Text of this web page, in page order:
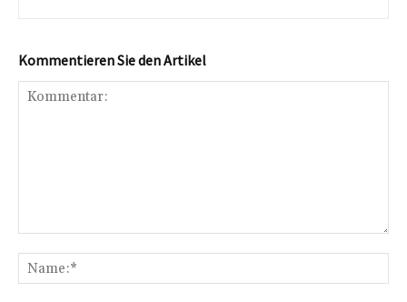
Kommentieren Sie den Artikel